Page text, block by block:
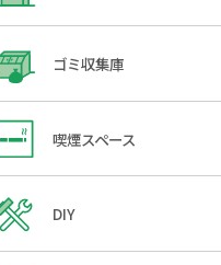
ゴミ収集庫
喫煙スペース
DIY